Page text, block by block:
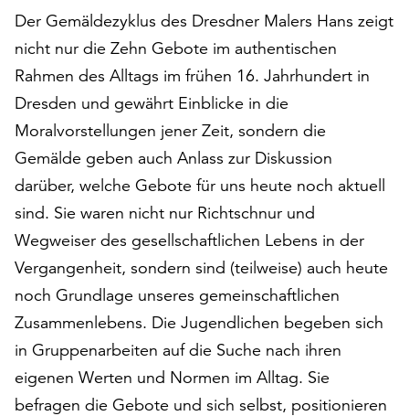
auf
„Alle
akzeptieren“,
um
alle
Cookies
akzeptieren.
Sie
können
Ihr
Einverständnis
jederzeit
ändern
und
widerrufen.
Dafür
steht
Ihnen
Der Gemäldezyklus des Dresdner Malers Hans zeigt
nicht nur die Zehn Gebote im authentischen
Rahmen des Alltags im frühen 16. Jahrhundert in
Dresden und gewährt Einblicke in die
Moralvorstellungen jener Zeit, sondern die
Gemälde geben auch Anlass zur Diskussion
darüber, welche Gebote für uns heute noch aktuell
sind. Sie waren nicht nur Richtschnur und
Wegweiser des gesellschaftlichen Lebens in der
Vergangenheit, sondern sind (teilweise) auch heute
noch Grundlage unseres gemeinschaftlichen
Zusammenlebens. Die Jugendlichen begeben sich
in Gruppenarbeiten auf die Suche nach ihren
eigenen Werten und Normen im Alltag. Sie
befragen die Gebote und sich selbst, positionieren